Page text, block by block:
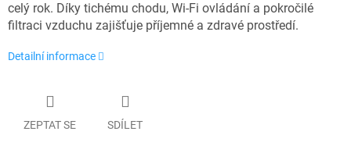
celý rok. Díky tichému chodu, Wi-Fi ovládání a pokročilé
filtraci vzduchu zajišťuje příjemné a zdravé prostředí.
Detailní informace
ZEPTAT SE SDÍLET